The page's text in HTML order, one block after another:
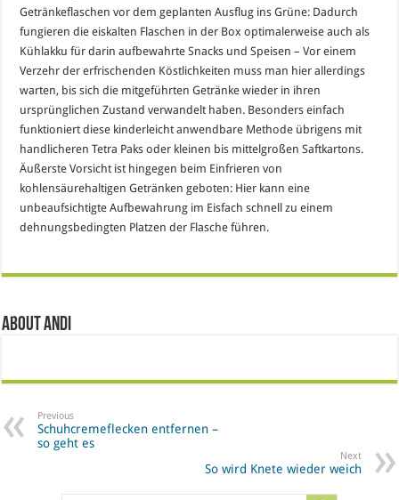
Getränkeflaschen vor dem geplanten Ausflug ins Grüne: Dadurch
fungieren die eiskalten Flaschen in der Box optimalerweise auch als
Kühlakku für darin aufbewahrte Snacks und Speisen – Vor einem
Verzehr der erfrischenden Köstlichkeiten muss man hier allerdings
warten, bis sich die mitgeführten Getränke wieder in ihren
ursprünglichen Zustand verwandelt haben. Besonders einfach
funktioniert diese kinderleicht anwendbare Methode übrigens mit
handlicheren Tetra Paks oder kleinen bis mittelgroßen Saftkartons.
Äußerste Vorsicht ist hingegen beim Einfrieren von
kohlensäurehaltigen Getränken geboten: Hier kann eine
unbeaufsichtigte Aufbewahrung im Eisfach schnell zu einem
dehnungsbedingten Platzen der Flasche führen.
About Andi
Previous
Schuhcremeflecken entfernen –
so geht es
Next
So wird Knete wieder weich